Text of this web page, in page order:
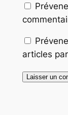
articles